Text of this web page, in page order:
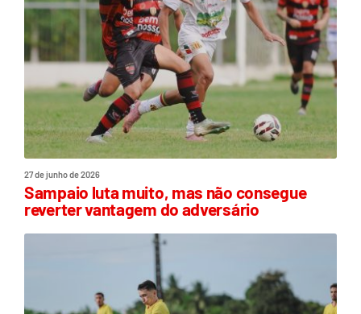
27 de junho de 2026
Sampaio luta muito, mas não consegue
reverter vantagem do adversário